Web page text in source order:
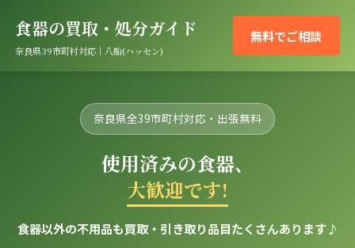
食器の買取・処分ガイド
奈良県39市町村対応｜八船(ハッセン)
無料でご相談
奈良県全39市町村対応・出張無料
使用済みの食器、
大歓迎です!
食器以外の不用品も買取・引き取り品目たくさんあります♪